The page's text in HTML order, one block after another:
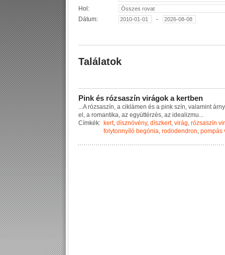
Hol:
Dátum:
-
Találatok
Pink és rózsaszín virágok a kertben
...A rózsaszín, a ci k ámen és a pin k szín, va amint árny
e , a romanti ka, az együttérzés, az idea izmu...
Címkék: kert, dísznövény, díszkert, virág, rózsaszín
folytonnyíló begónia, rododendron, pompás